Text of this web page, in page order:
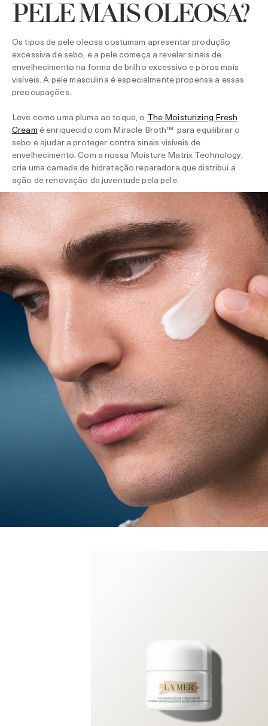
PELE MAIS OLEOSA?
Os tipos de pele oleosa costumam apresentar produção
excessiva de sebo, e a pele começa a revelar sinais de
envelhecimento na forma de brilho excessivo e poros mais
visíveis. A pele masculina é especialmente propensa a essas
preocupações.
Leve como uma pluma ao toque, o The Moisturizing Fresh
Creamé enriquecido com Miracle Broth™️ ️ para equilibrar o
sebo e ajudar a proteger contra sinais visíveis de
envelhecimento. Com a nossa Moisture Matrix Technology,
cria uma camada de hidratação reparadora que distribui a
ação de renovação da juventude pela pele.